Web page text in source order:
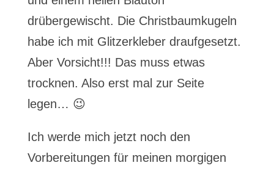
drübergewischt. Die Christbaumkugeln
habe ich mit Glitzerkleber draufgesetzt.
Aber Vorsicht!!! Das muss etwas
trocknen. Also erst mal zur Seite
legen… 😉
Ich werde mich jetzt noch den
Vorbereitungen für meinen morgigen